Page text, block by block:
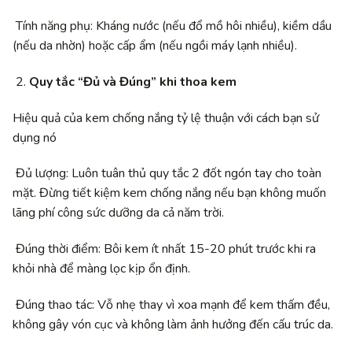
Tính năng phụ: Kháng nước (nếu đổ mồ hôi nhiều), kiềm dầu
(nếu da nhờn) hoặc cấp ẩm (nếu ngồi máy lạnh nhiều).
Quy tắc “Đủ và Đúng” khi thoa kem
Hiệu quả của kem chống nắng tỷ lệ thuận với cách bạn sử
dụng nó
Đủ lượng: Luôn tuân thủ quy tắc 2 đốt ngón tay cho toàn
mặt. Đừng tiết kiệm kem chống nắng nếu bạn không muốn
lãng phí công sức dưỡng da cả năm trời.
Đúng thời điểm: Bôi kem ít nhất 15-20 phút trước khi ra
khỏi nhà để màng lọc kịp ổn định.
Đúng thao tác: Vỗ nhẹ thay vì xoa mạnh để kem thấm đều,
không gây vón cục và không làm ảnh hưởng đến cấu trúc da.